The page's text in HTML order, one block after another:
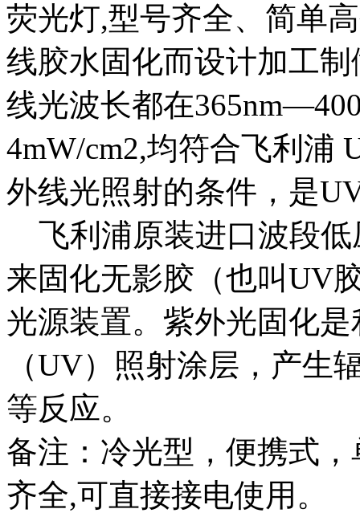
荧光灯,型号齐全、简单
线胶水固化而设计加工
线光波长都在
4mW/cm2,均符合飞利浦
外线光照射的条件，是
飞利浦原装进口波段低
来固化无影胶（也叫UV
光源装置。紫外光固化
（UV）照射涂层，产生
等反应。
备注：冷光型，便携式
齐全,可直接接电使用。